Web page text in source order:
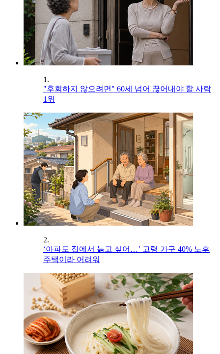
1.
"후회하지 않으려면" 60세 넘어 끊어내야 할 사람
1위
2.
‘아파도 집에서 늙고 싶어…’ 고령 가구 40% 노후
주택이라 어려워